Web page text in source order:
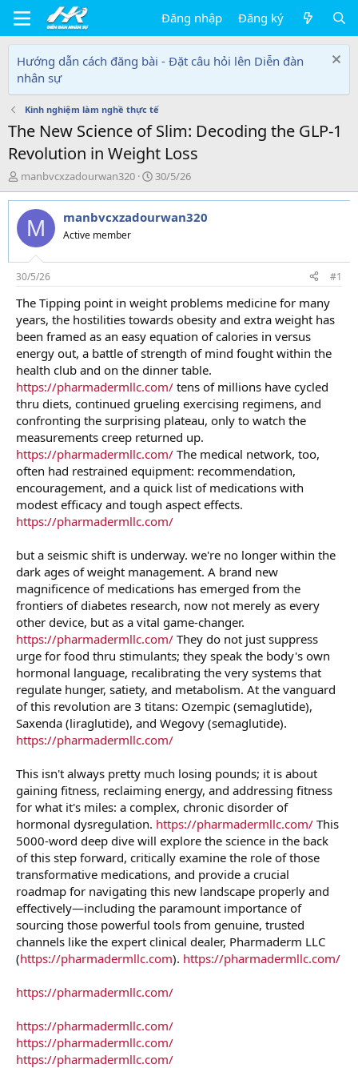
Đăng nhập Đăng ký
Hướng dẫn cách đăng bài - Đặt câu hỏi lên Diễn đàn
nhân sự
Kinh nghiệm làm nghề thực tế
The New Science of Slim: Decoding the GLP-1
Revolution in Weight Loss
T
h
r
e
d
s
t
a
r
t
e
r
manbvcxzadourwan320
N
g
à
y
i
30/5/26
M manbvcxzadourwan320
Active member
30/5/26 #1
The Tipping point in weight problems medicine for many
years, the hostilities towards obesity and extra weight has
been framed as an easy equation of calories in versus
energy out, a battle of strength of mind fought within the
health club and on the dinner table.
https://pharmadermllc.com/ tens of millions have cycled
thru diets, continued grueling exercising regimens, and
confronting the surprising plateau, only to watch the
measurements creep returned up.
https://pharmadermllc.com/ The medical network, too,
often had restrained equipment: recommendation,
encouragement, and a quick list of medications with
modest efficacy and tough aspect effects.
https://pharmadermllc.com/
but a seismic shift is underway. we're no longer within the
dark ages of weight management. A brand new
magnificence of medications has emerged from the
frontiers of diabetes research, now not merely as every
other device, but as a vital game-changer.
https://pharmadermllc.com/ They do not just suppress
urge for food thru stimulants; they speak the body's own
hormonal language, recalibrating the very systems that
regulate hunger, satiety, and metabolism. At the vanguard
of this revolution are 3 titans: Ozempic (semaglutide),
Saxenda (liraglutide), and Wegovy (semaglutide).
https://pharmadermllc.com/
This isn't always pretty much losing pounds; it is about
gaining fitness, reclaiming energy, and addressing fitness
for what it's miles: a complex, chronic disorder of
hormonal dysregulation. https://pharmadermllc.com/ This
5000-word deep dive will explore the science in the back
of this step forward, critically examine the role of those
transformative medications, and provide a crucial
roadmap for navigating this new landscape properly and
effectively—including the paramount importance of
sourcing those powerful tools from genuine, trusted
channels like the expert clinical dealer, Pharmaderm LLC
(https://pharmadermllc.com). https://pharmadermllc.com/
https://pharmadermllc.com/
https://pharmadermllc.com/
https://pharmadermllc.com/
https://pharmadermllc.com/